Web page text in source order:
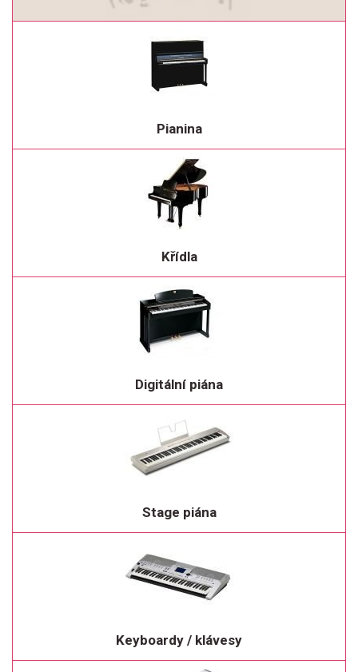
Pianina
Křídla
Digitální piána
Stage piána
Keyboardy / klávesy